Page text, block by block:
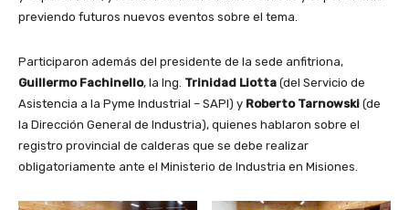
previendo futuros nuevos eventos sobre el tema.
Participaron además del presidente de la sede anfitriona,
Guillermo Fachinello, la Ing. Trinidad Liotta (del Servicio de
Asistencia a la Pyme Industrial – SAPI) y Roberto Tarnowski (de
la Dirección General de Industria), quienes hablaron sobre el
registro provincial de calderas que se debe realizar
obligatoriamente ante el Ministerio de Industria en Misiones.